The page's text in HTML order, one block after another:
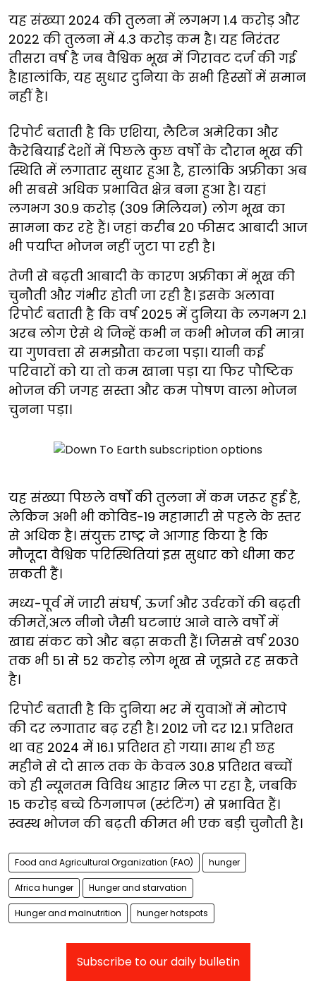
यह संख्या 2024 की तुलना में लगभग 1.4 करोड़ और
2022 की तुलना में 4.3 करोड़ कम है। यह निरंतर
तीसरा वर्ष है जब वैश्विक भूख में गिरावट दर्ज की गई
है।हालांकि, यह सुधार दुनिया के सभी हिस्सों में समान
नहीं है।
रिपोर्ट बताती है कि एशिया, लैटिन अमेरिका और
कैरेबियाई देशों में पिछले कुछ वर्षों के दौरान भूख की
स्थिति में लगातार सुधार हुआ है, हालांकि अफ्रीका अब
भी सबसे अधिक प्रभावित क्षेत्र बना हुआ है। यहां
लगभग 30.9 करोड़ (309 मिलियन) लोग भूख का
सामना कर रहे हैं। जहां करीब 20 फीसद आबादी आज
भी पर्याप्त भोजन नहीं जुटा पा रही है।
तेजी से बढ़ती आबादी के कारण अफ्रीका में भूख की
चुनौती और गंभीर होती जा रही है। इसके अलावा
रिपोर्ट बताती है कि वर्ष 2025 में दुनिया के लगभग 2.1
अरब लोग ऐसे थे जिन्हें कभी न कभी भोजन की मात्रा
या गुणवत्ता से समझौता करना पड़ा। यानी कई
परिवारों को या तो कम खाना पड़ा या फिर पौष्टिक
भोजन की जगह सस्ता और कम पोषण वाला भोजन
चुनना पड़ा।
यह संख्या पिछले वर्षों की तुलना में कम जरूर हुई है,
लेकिन अभी भी कोविड-19 महामारी से पहले के स्तर
से अधिक है। संयुक्त राष्ट्र ने आगाह किया है कि
मौजूदा वैश्विक परिस्थितियां इस सुधार को धीमा कर
सकती हैं।
मध्य-पूर्व में जारी संघर्ष, ऊर्जा और उर्वरकों की बढ़ती
कीमतें,अल नीनो जैसी घटनाएं आने वाले वर्षों में
खाद्य संकट को और बढ़ा सकती हैं। जिससे वर्ष 2030
तक भी 51 से 52 करोड़ लोग भूख से जूझते रह सकते
है।
रिपोर्ट बताती है कि दुनिया भर में युवाओं में मोटापे
की दर लगातार बढ़ रही है। 2012 जो दर 12.1 प्रतिशत
था वह 2024 में 16.1 प्रतिशत हो गया। साथ ही छह
महीने से दो साल तक के केवल 30.8 प्रतिशत बच्चों
को ही न्यूनतम विविध आहार मिल पा रहा है, जबकि
15 करोड़ बच्चे ठिगनापन (स्टंटिंग) से प्रभावित हैं।
स्वस्थ भोजन की बढ़ती कीमत भी एक बड़ी चुनौती है।
Food and Agricultural Organization (FAO) hunger
Africa hunger Hunger and starvation
Hunger and malnutrition hunger hotspots
Subscribe to our daily bulletin